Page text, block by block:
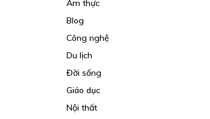
Ẩm thực
Blog
Công nghệ
Du lịch
Đời sống
Giáo dục
Nội thất